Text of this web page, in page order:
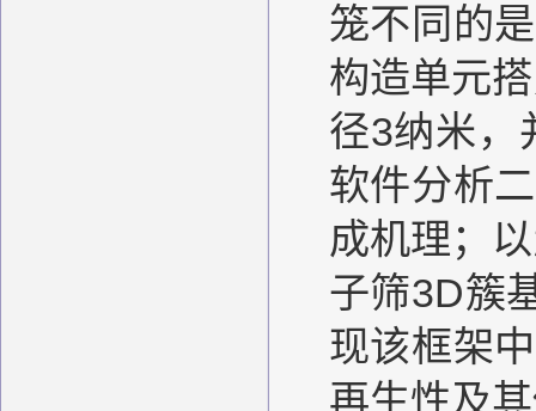
笼不同的
构造单元
径3纳米，
软件分析
成机理；
子筛3D簇
现该框架
再生性及